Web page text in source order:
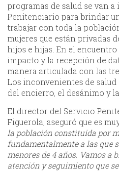
programas de salud se van
Penitenciario para brindar
trabajar con toda la
mujeres que están privadas
hijos e hijas. En el
impacto y la recepción de
manera articulada con las
Los inconvenientes de salud
del encierro, el desánimo y
El director del Servicio
Figuerola, aseguró que es
la población constituida por
fundamentalmente a las que
menores de 4 años. Vamos a
atención y seguimiento que